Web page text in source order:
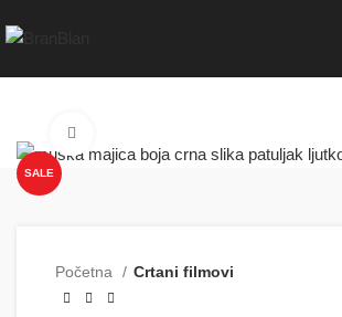
SALE
Početna Crtani filmovi
Besplatna dostava za porudžbine preko